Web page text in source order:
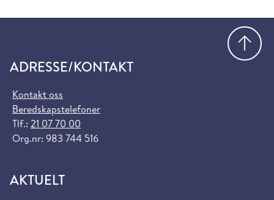
ADRESSE/KONTAKT
Kontakt oss
Beredskapstelefoner
Tlf.: 21 07 70 00
Org.nr: 983 744 516
AKTUELT